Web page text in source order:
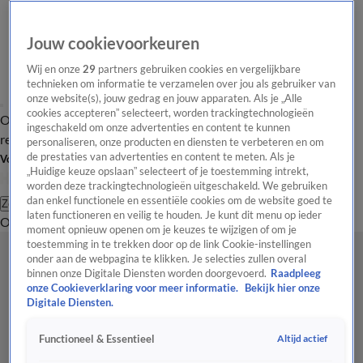
Overzicht Laatste nieuws Regionieuws Het beste van Hart
Tip de
redactie
Volg Hart van Nederland
Zoeken
OverzichtRegioUitzendingenWeerTip de redactiePanelVideo's
Jouw cookievoorkeuren
Wij en onze29 partners gebruiken cookies en vergelijkbare
technieken om informatie te verzamelen over jou als gebruiker van
onze website(s), jouw gedrag en jouw apparaten. Als je „Alle
cookies accepteren” selecteert, worden trackingtechnologieën
ingeschakeld om onze advertenties en content te kunnen
personaliseren, onze producten en diensten te verbeteren en om
de prestaties van advertenties en content te meten. Als je
„Huidige keuze opslaan” selecteert of je toestemming intrekt,
worden deze trackingtechnologieën uitgeschakeld. We gebruiken
dan enkel functionele en essentiële cookies om de website goed te
laten functioneren en veilig te houden. Je kunt dit menu op ieder
moment opnieuw openen om je keuzes te wijzigen of om je
toestemming in te trekken door op de link Cookie-instellingen
onder aan de webpagina te klikken. Je selecties zullen overal
binnen onze Digitale Diensten worden doorgevoerd. Raadpleeg
onze Cookieverklaring voor meer informatie.
Bekijk hier onze
Digitale Diensten.
Functioneel & Essentieel Altijd actief